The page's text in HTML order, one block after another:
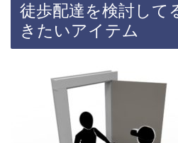
徒歩配達を検討して
きたいアイテム